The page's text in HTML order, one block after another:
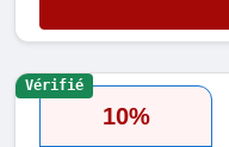
10%
Vérifié